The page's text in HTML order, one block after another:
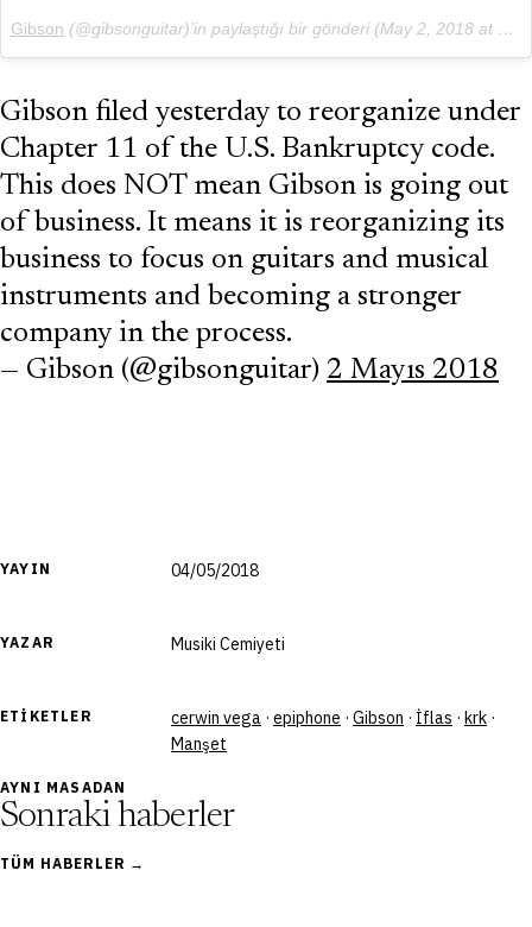
YAYIN 04/05/2018
YAZAR Musiki Cemiyeti
ETIKETLER cerwin vega · epiphone · Gibson · İflas · krk ·
Manşet
Gibson (@gibsonguitar)’in paylaştığı bir gönderi (May 2, 2018 at 10:14öö PDT
Gibson filed yesterday to reorganize under
Chapter 11 of the U.S. Bankruptcy code.
This does NOT mean Gibson is going out
of business. It means it is reorganizing its
business to focus on guitars and musical
instruments and becoming a stronger
company in the process.
— Gibson (@gibsonguitar) 2 Mayıs 2018
AYNI MASADAN
Sonraki haberler
TÜM HABERLER →